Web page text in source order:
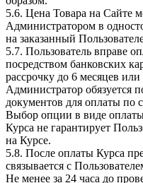
5.6. Цена Товара на Сайте
Администратором в
на заказанный
5.7. Пользователь вправе
посредством банковских
рассрочку до 6 месяцев
Администратор обязуется
документов для оплаты по
Выбор опции в виде
Курса не гарантирует
на Курсе.
5.8. После оплаты Курса
связывается с
Не менее за 24 часа до